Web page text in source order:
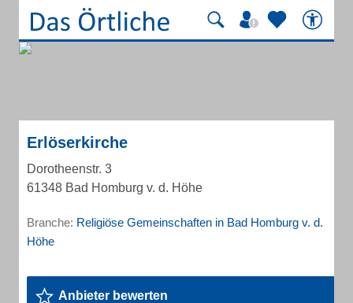
Erlöserkirche
Dorotheenstr. 3
61348 Bad Homburg v. d. Höhe
Branche: Religiöse Gemeinschaften in Bad Homburg v. d.
Höhe
Anbieter bewerten